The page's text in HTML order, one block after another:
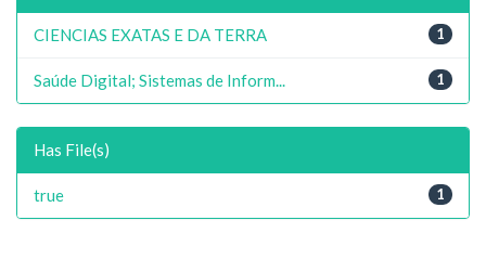
1
CIENCIAS EXATAS E DA TERRA
1
Saúde Digital; Sistemas de Inform...
Has File(s)
1
true